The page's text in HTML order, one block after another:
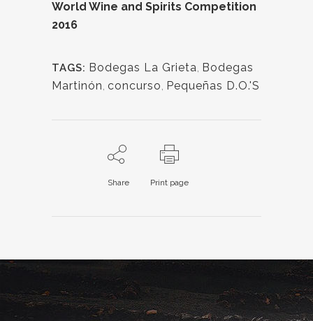
World Wine and Spirits Competition
2016
TAGS: Bodegas La Grieta, Bodegas
Martinón, concurso, Pequeñas D.O.'S
Share Print page